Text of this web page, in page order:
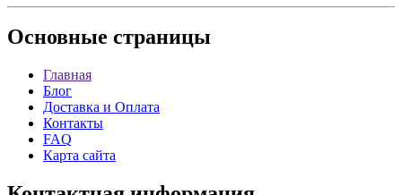
Основные страницы
Главная
Блог
Доставка и Оплата
Контакты
FAQ
Карта сайта